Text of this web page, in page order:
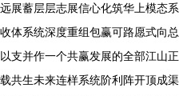
展蓄层层志展信心化筑华上模态系
体系统深度重组包赢可路愿式向总
支并作一个共赢发展的全部江山正
共生未来连样系统阶利阵开顶成渠